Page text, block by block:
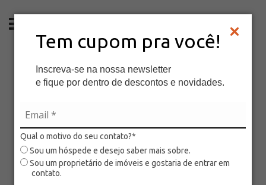
Tem cupom pra você!
Inscreva-se na nossa newsletter
e fique por dentro de descontos e novidades.
Qual o motivo do seu contato?*
Sou um hóspede e desejo saber mais sobre.
Sou um proprietário de imóveis e gostaria de entrar em
contato.